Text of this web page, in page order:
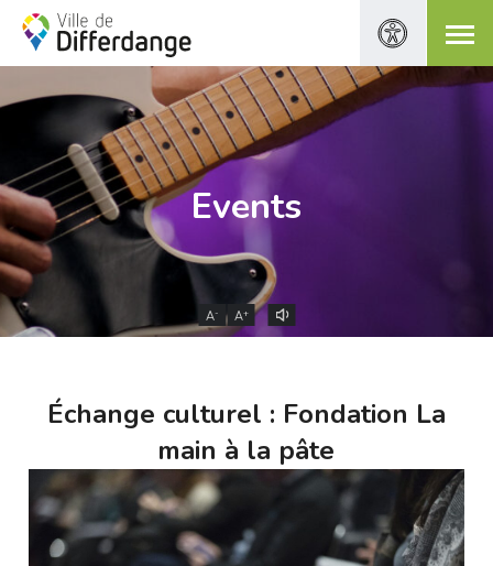
Events
A- A+
Échange culturel : Fondation La
main à la pâte